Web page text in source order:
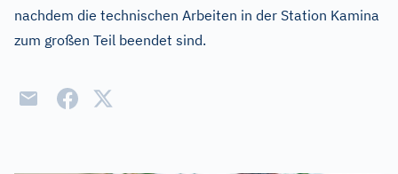
nachdem die technischen Arbeiten in der Station Kamina
zum großen Teil beendet sind.